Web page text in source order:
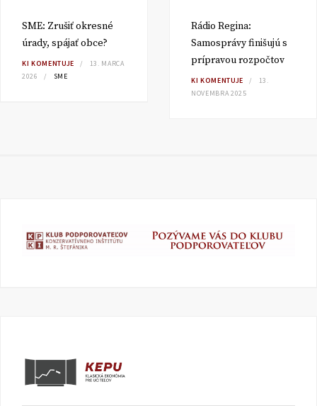
SME: Zrušiť okresné
úrady, spájať obce?
KI KOMENTUJE
13. MARCA
2026
SME
Rádio Regina:
Samosprávy finišujú s
prípravou rozpočtov
KI KOMENTUJE
13.
NOVEMBRA 2025